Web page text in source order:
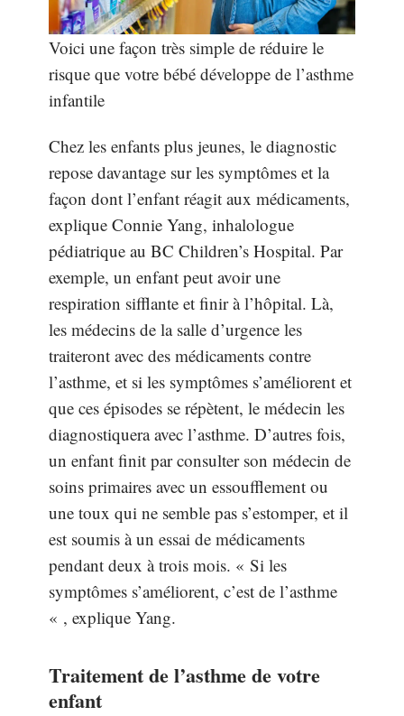
Voici une façon très simple de réduire le
risque que votre bébé développe de l’asthme
infantile
Chez les enfants plus jeunes, le diagnostic
repose davantage sur les symptômes et la
façon dont l’enfant réagit aux médicaments,
explique Connie Yang, inhalologue
pédiatrique au BC Children’s Hospital. Par
exemple, un enfant peut avoir une
respiration sifflante et finir à l’hôpital. Là,
les médecins de la salle d’urgence les
traiteront avec des médicaments contre
l’asthme, et si les symptômes s’améliorent et
que ces épisodes se répètent, le médecin les
diagnostiquera avec l’asthme. D’autres fois,
un enfant finit par consulter son médecin de
soins primaires avec un essoufflement ou
une toux qui ne semble pas s’estomper, et il
est soumis à un essai de médicaments
pendant deux à trois mois. « Si les
symptômes s’améliorent, c’est de l’asthme
« , explique Yang.
Traitement de l’asthme de votre
enfant